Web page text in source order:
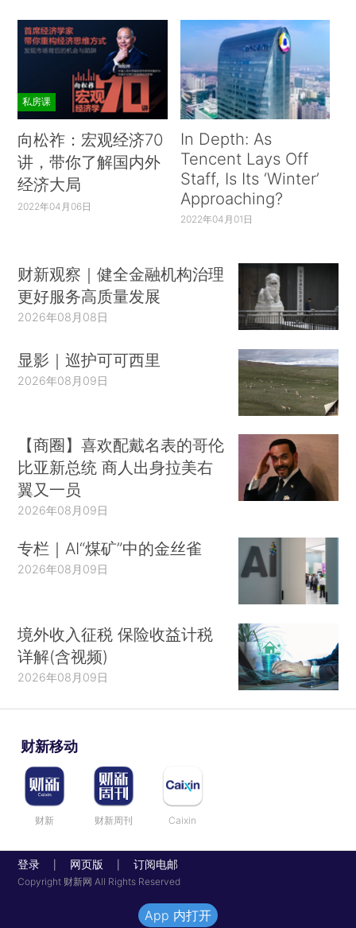
私房课
向松祚：宏观经济70
讲，带你了解国内外
经济大局
2022年04月06日
In Depth: As
Tencent Lays Off
Staff, Is Its ‘Winter’
Approaching?
2022年04月01日
财新观察｜健全金融机构治理
更好服务高质量发展
2026年08月08日
显影｜巡护可可西里
2026年08月09日
【商圈】喜欢配戴名表的哥伦
比亚新总统 商人出身拉美右
翼又一员
2026年08月09日
专栏｜AI“煤矿”中的金丝雀
2026年08月09日
境外收入征税 保险收益计税
详解(含视频)
2026年08月09日
财新移动
财新 财新周刊 Caixin
登录 网页版 订阅电邮
Copyright 财新网 All Rights Reserved
App 内打开